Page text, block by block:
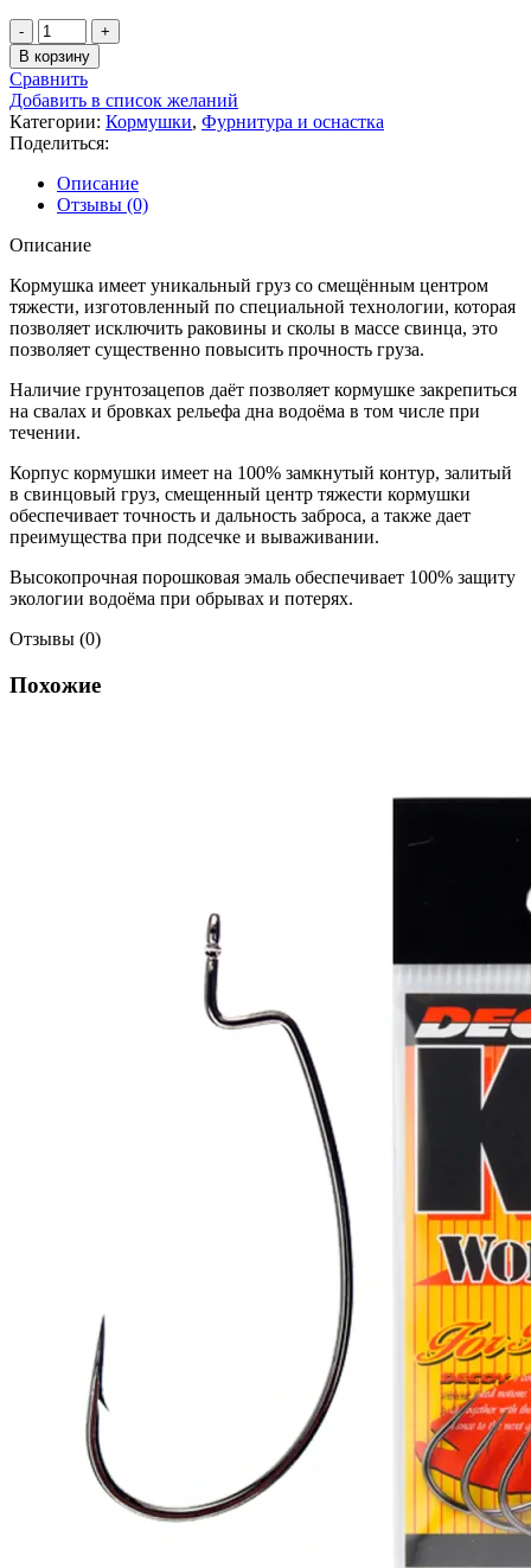
В корзину
Сравнить
Добавить в список желаний
Категории: Кормушки, Фурнитура и оснастка
Поделиться:
Описание
Отзывы (0)
Описание
Кормушка имеет уникальный груз со смещённым центром
тяжести, изготовленный по специальной технологии, которая
позволяет исключить раковины и сколы в массе свинца, это
позволяет существенно повысить прочность груза.
Наличие грунтозацепов даёт позволяет кормушке закрепиться
на свалах и бровках рельефа дна водоёма в том числе при
течении.
Корпус кормушки имеет на 100% замкнутый контур, залитый
в свинцовый груз, смещенный центр тяжести кормушки
обеспечивает точность и дальность заброса, а также дает
преимущества при подсечке и вываживании.
Высокопрочная порошковая эмаль обеспечивает 100% защиту
экологии водоёма при обрывах и потерях.
Отзывы (0)
Похожие